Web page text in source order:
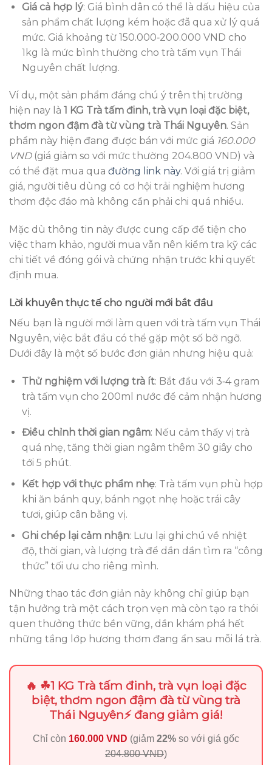
Giá cả hợp lý: Giá bình dân có thể là dấu hiệu của
sản phẩm chất lượng kém hoặc đã qua xử lý quá
mức. Giá khoảng từ 150.000‑200.000 VND cho
1kg là mức bình thường cho trà tấm vụn Thái
Nguyên chất lượng.
Ví dụ, một sản phẩm đáng chú ý trên thị trường
hiện nay là 1 KG Trà tấm đinh, trà vụn loại đặc biệt,
thơm ngon đậm đà từ vùng trà Thái Nguyên. Sản
phẩm này hiện đang được bán với mức giá 160.000
VND(giá giảm so với mức thường 204.800 VND) và
có thể đặt mua qua đường link này. Với giá trị giảm
giá, người tiêu dùng có cơ hội trải nghiệm hương
thơm độc đáo mà không cần phải chi quá nhiều.
Mặc dù thông tin này được cung cấp để tiện cho
việc tham khảo, người mua vẫn nên kiểm tra kỹ các
chi tiết về đóng gói và chứng nhận trước khi quyết
định mua.
Lời khuyên thực tế cho người mới bắt đầu
Nếu bạn là người mới làm quen với trà tấm vụn Thái
Nguyên, việc bắt đầu có thể gặp một số bỡ ngỡ.
Dưới đây là một số bước đơn giản nhưng hiệu quả:
Thử nghiệm với lượng trà ít: Bắt đầu với 3‑4 gram
trà tấm vụn cho 200ml nước để cảm nhận hương
vị.
Điều chỉnh thời gian ngâm: Nếu cảm thấy vị trà
quá nhẹ, tăng thời gian ngâm thêm 30 giây cho
tới 5 phút.
Kết hợp với thực phẩm nhẹ: Trà tấm vụn phù hợp
khi ăn bánh quy, bánh ngọt nhẹ hoặc trái cây
tươi, giúp cân bằng vị.
Ghi chép lại cảm nhận: Lưu lại ghi chú về nhiệt
độ, thời gian, và lượng trà để dần dần tìm ra “công
thức” tối ưu cho riêng mình.
Những thao tác đơn giản này không chỉ giúp bạn
tận hưởng trà một cách trọn vẹn mà còn tạo ra thói
quen thưởng thức bền vững, dần khám phá hết
những tầng lớp hương thơm đang ẩn sau mỗi lá trà.
🔥 ☘1 KG Trà tấm đinh, trà vụn loại đặc
biệt, thơm ngon đậm đà từ vùng trà
Thái Nguyên⚡ đang giảm giá!
Chỉ còn 160.000 VND (giảm 22% so với giá gốc
204.800 VND)